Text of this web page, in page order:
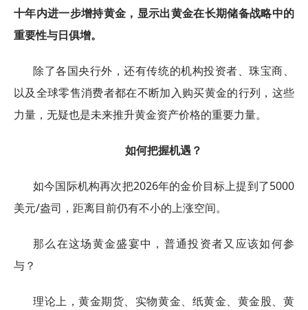
十年内进一步增持黄金，显示出黄金在长期储备战略中的
重要性与日俱增。
除了各国央行外，还有传统的机构投资者、珠宝商、
以及全球零售消费者都在不断加入购买黄金的行列，这些
力量，无疑也是未来推升黄金资产价格的重要力量。
如何把握机遇？
如今国际机构再次把2026年的金价目标上提到了5000
美元/盎司，距离目前仍有不小的上涨空间。
那么在这场黄金盛宴中，普通投资者又应该如何参
与？
理论上，黄金期货、实物黄金、纸黄金、黄金股、黄